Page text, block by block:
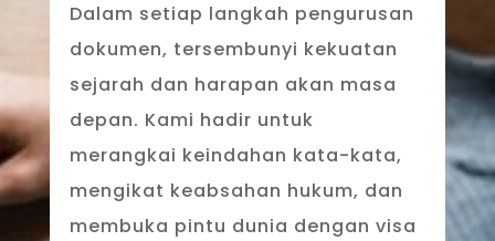
Dalam setiap langkah pengurusan
dokumen, tersembunyi kekuatan
sejarah dan harapan akan masa
depan. Kami hadir untuk
merangkai keindahan kata-kata,
mengikat keabsahan hukum, dan
membuka pintu dunia dengan visa